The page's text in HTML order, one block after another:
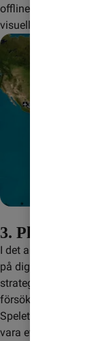
offline. Dessutom
visuell njutning.
3. Plague Inc.
I det annorlunda
på dig rollen som
strategiskt
försök att stoppa dig.
Spelet kräver både
vara ett bra sätt att